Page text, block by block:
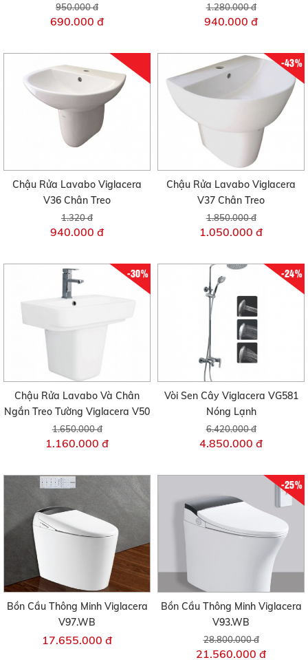
950.000 đ
690.000 đ
1.280.000 đ
940.000 đ
Chậu Rửa Lavabo Viglacera
V36 Chân Treo
1.320 đ
940.000 đ
-43%
Chậu Rửa Lavabo Viglacera
V37 Chân Treo
1.850.000 đ
1.050.000 đ
-30%
Chậu Rửa Lavabo Và Chân
Ngắn Treo Tường Viglacera V50
1.650.000 đ
1.160.000 đ
-24%
Vòi Sen Cây Viglacera VG581
Nóng Lạnh
6.420.000 đ
4.850.000 đ
Bồn Cầu Thông Minh Viglacera
V97.WB
17.655.000 đ
-25%
Bồn Cầu Thông Minh Viglacera
V93.WB
28.800.000 đ
21.560.000 đ